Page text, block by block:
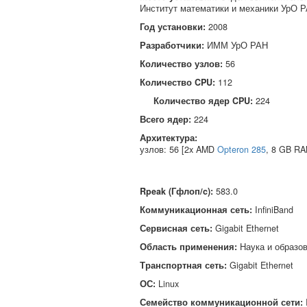
Институт математики и механики УрО
Год установки: 2008
Разработчики: ИММ УрО РАН
Количество узлов: 56
Количество CPU: 112
Количество ядер CPU: 224
Всего ядер: 224
Архитектура:
узлов: 56 [2x AMD Opteron 285, 8 GB
Rpeak (Гфлоп/c): 583.0
Коммуникационная сеть: InfiniBand
Сервисная сеть: Gigabit Ethernet
Область применения: Наука и
Транспортная сеть: Gigabit Ethernet
ОС: Linux
Семейство коммуникационной сети: